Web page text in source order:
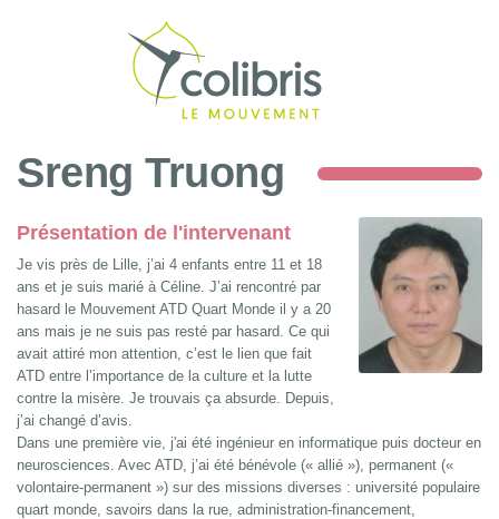
Sreng Truong
Présentation de l'intervenant
Je vis près de Lille, j’ai 4 enfants entre 11 et 18
ans et je suis marié à Céline. J’ai rencontré par
hasard le Mouvement ATD Quart Monde il y a 20
ans mais je ne suis pas resté par hasard. Ce qui
avait attiré mon attention, c’est le lien que fait
ATD entre l’importance de la culture et la lutte
contre la misère. Je trouvais ça absurde. Depuis,
j’ai changé d’avis.
Dans une première vie, j'ai été ingénieur en informatique puis docteur en
neurosciences. Avec ATD, j’ai été bénévole (« allié »), permanent («
volontaire-permanent ») sur des missions diverses : université populaire
quart monde, savoirs dans la rue, administration-financement,